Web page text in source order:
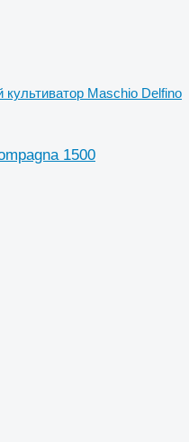
культиватор Maschio Delfino
1500